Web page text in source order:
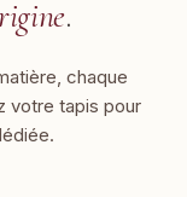
.
chaque
votre tapis pour